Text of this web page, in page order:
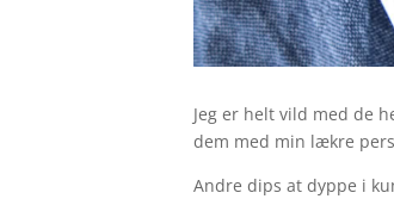
Jeg er helt vild med de
dem med min lækre
Andre dips at dyppe i